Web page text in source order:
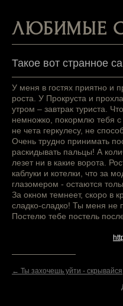
ЛЮБИМЫЕ
Такое вот странное
У меня в гостях приятно и
роста. У Прокруста и
утром – завтрак туриста.
немножко, покормлю тебя
не чета геркулесу, не
Очень трудно принимать
раскидывать пальцы! А
лезет ни в какие ворота.
каблуки и котелки, что за
глазомером - остаются
За окном темнеет, скоро в
сладко-сладко! Ты меня
Постелю тебе постель
← Ты захочешь уйти -